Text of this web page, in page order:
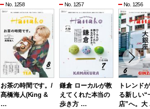
No. 1258
お茶の時間です。/
髙橋海人(King &
…
No. 1257
鎌倉 ローカルが教
えてくれた本当の
歩き方 …
No. 1256
トレンド
る新しい“
店”へ。